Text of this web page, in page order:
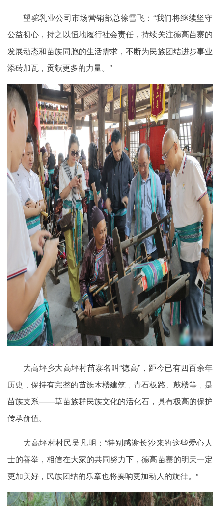
望驼乳业公司市场营销部总徐雪飞：“我们将继续坚守
公益初心，持之以恒地履行社会责任，持续关注德高苗寨的
发展动态和苗族同胞的生活需求，不断为民族团结进步事业
添砖加瓦，贡献更多的力量。”
大高坪乡大高坪村苗寨名叫“德高”，距今已有四百余年
历史，保持有完整的苗族木楼建筑，青石板路、鼓楼等，是
苗族支系——草苗族群民族文化的活化石，具有极高的保护
传承价值。
大高坪村村民吴凡明：“特别感谢长沙来的这些爱心人
士的善举，相信在大家的共同努力下，德高苗寨的明天一定
更加美好，民族团结的乐章也将奏响更加动人的旋律。”